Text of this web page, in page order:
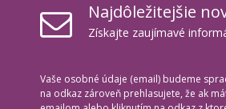
Najdôležitejšie
Získajte zaujímavé
Vaše osobné údaje (email) budeme
na odkaz zároveň prehlasujete, že ak